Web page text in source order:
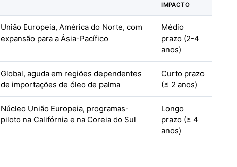
IMPACTO
União Europeia, América do Norte, com
expansão para a Ásia-Pacífico
Médio
prazo (2-4
anos)
Global, aguda em regiões dependentes
de importações de óleo de palma
Curto prazo
(≤ 2 anos)
Núcleo União Europeia, programas-
piloto na Califórnia e na Coreia do Sul
Longo
prazo (≥ 4
anos)